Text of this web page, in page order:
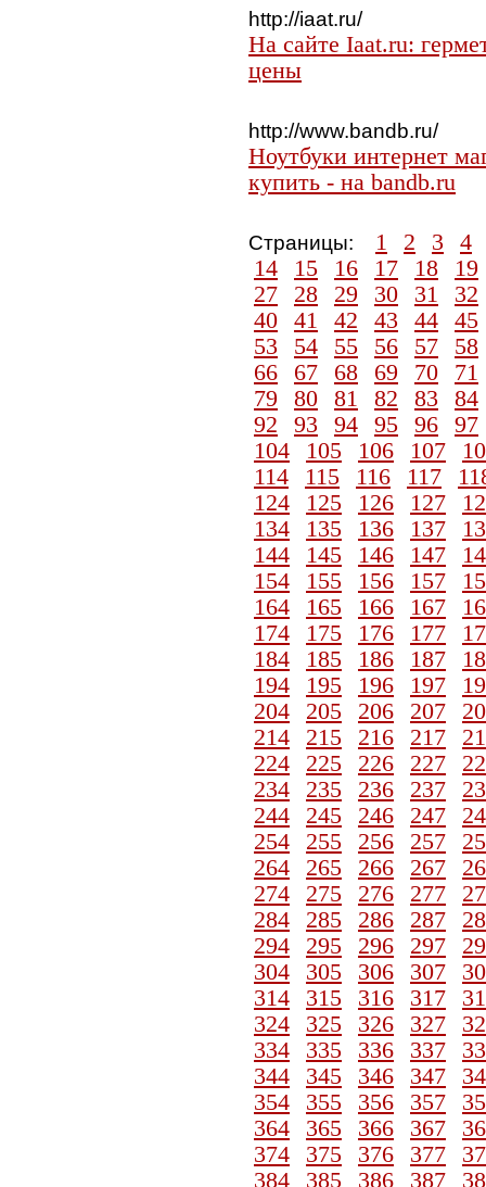
http://iaat.ru/
На сайте Iaat.ru:
цены
http://www.bandb.ru/
Ноутбуки интернет
купить - на bandb.ru
Страницы: 1 2 3
4
14
15 16 17 18
19
27
28 29 30 31
32
40
41 42 43 44
45
53
54 55 56 57
58
66
67 68 69 70
71
79
80 81 82 83
84
92
93 94 95 96
97
104
105 106 107
114
115 116 117
124
125 126 127
134
135 136 137
144
145 146 147
154
155 156 157
164
165 166 167
174
175 176 177
184
185 186 187
194
195 196 197
204
205 206 207
214
215 216 217
224
225 226 227
234
235 236 237
244
245 246 247
254
255 256 257
264
265 266 267
274
275 276 277
284
285 286 287
294
295 296 297
304
305 306 307
314
315 316 317
324
325 326 327
334
335 336 337
344
345 346 347
354
355 356 357
364
365 366 367
374
375 376 377
384
385 386 387